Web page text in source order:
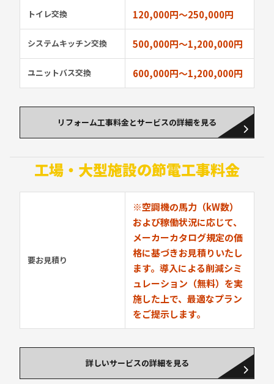
トイレ交換 120,000円〜250,000円
システムキッチン交換 500,000円〜1,200,000円
ユニットバス交換 600,000円〜1,200,000円
リフォーム工事料金とサービスの詳細を見る
工場・大型施設の節電工事料金
要お見積り
※空調機の馬力（kW数）
および稼働状況に応じて、
メーカーカタログ規定の価
格に基づきお見積りいたし
ます。導入による削減シミ
ュレーション（無料）を実
施した上で、最適なプラン
をご提示します。
詳しいサービスの詳細を見る